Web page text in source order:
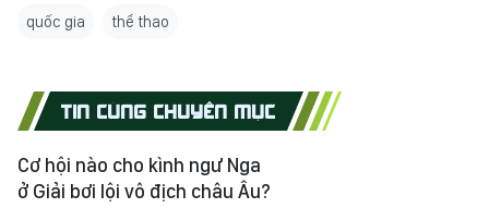
quốc gia thể thao
TIN CÙNG CHUYÊN MỤC
Cơ hội nào cho kình ngư Nga
ở Giải bơi lội vô địch châu Âu?